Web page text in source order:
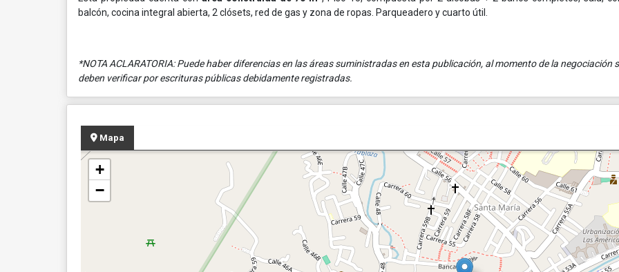
balcón, cocina integral abierta, 2 clósets, red de gas y zona de ropas. Parqueadero y cuarto útil.
*NOTA ACLARATORIA: Puede haber diferencias en las áreas suministradas en esta publicación, al momento de la negociación
deben verificar por escrituras públicas debidamente registradas.
Mapa
+
−